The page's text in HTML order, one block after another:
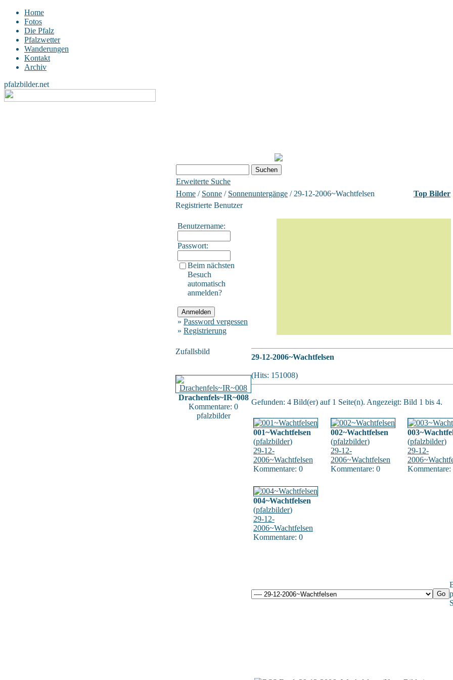
Home
Fotos
Die Pfalz
Pfalzwetter
Wanderungen
Kontakt
Archiv
pfalzbilder.net
Erweiterte Suche
Home / Sonne / Sonnenuntergänge / 29-12-2006~Wachtfelsen
Top Bilder
Registrierte Benutzer
Benutzername:
Passwort:
Beim nächsten
Besuch
automatisch
anmelden?
» Password vergessen
» Registrierung
Zufallsbild
Drachenfels~IR~008
Kommentare: 0
pfalzbilder
29-12-2006~Wachtfelsen
(Hits: 151008)
Gefunden: 4 Bild(er) auf 1 Seite(n). Angezeigt: Bild 1 bis 4.
001~Wachtfelsen
(pfalzbilder)
29-12-
2006~Wachtfelsen
Kommentare: 0
002~Wachtfelsen
(pfalzbilder)
29-12-
2006~Wachtfelsen
Kommentare: 0
(pfalzbilder)
29-12-
Kommentare:
004~Wachtfelsen
(pfalzbilder)
29-12-
2006~Wachtfelsen
Kommentare: 0